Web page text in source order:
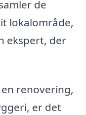
de
lokalområde,
ekspert, der
renovering,
er det